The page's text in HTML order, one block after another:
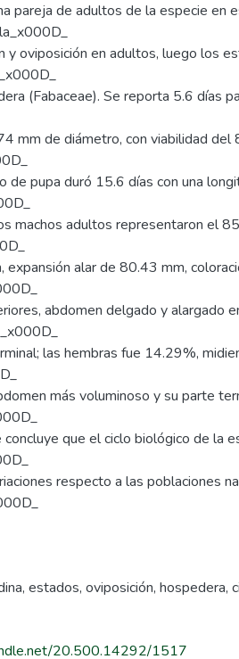
pareja de adultos de la especie en
y oviposición en adultos, luego los
(Fabaceae). Se reporta 5.6 días
mm de diámetro, con viabilidad
de pupa duró 15.6 días con una
machos adultos representaron el
expansión alar de 80.43 mm,
abdomen delgado y alargado
las hembras fue 14.29%,
más voluminoso y su parte
que el ciclo biológico de la
respecto a las poblaciones
, estados, oviposición, hospedera,
20.500.14292/1517